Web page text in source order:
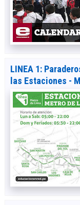
LINEA 1:
las Estaciones -